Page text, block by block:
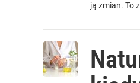
ją zmian. To